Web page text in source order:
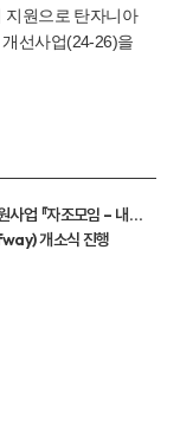
지원으로 탄자니아
선사업(24-26)을
신한장학재단과 함께하는 자립준비청년 장학지원사업 『자조모임 – 내일찾기살롱』현장스케치
개소식 진행